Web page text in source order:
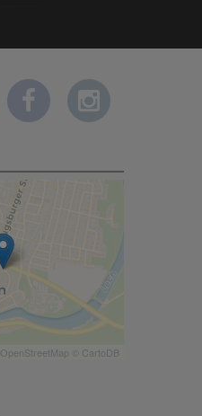
OpenStreetMap © CartoDB